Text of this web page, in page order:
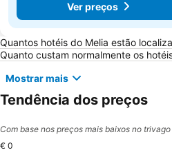
Ver preços
Perguntas Frequentes
Quantos hotéis do Melia estão
Quanto custam normalmente os
Mostrar mais
Tendência dos preços
Com base nos preços mais baixos no
€ 0